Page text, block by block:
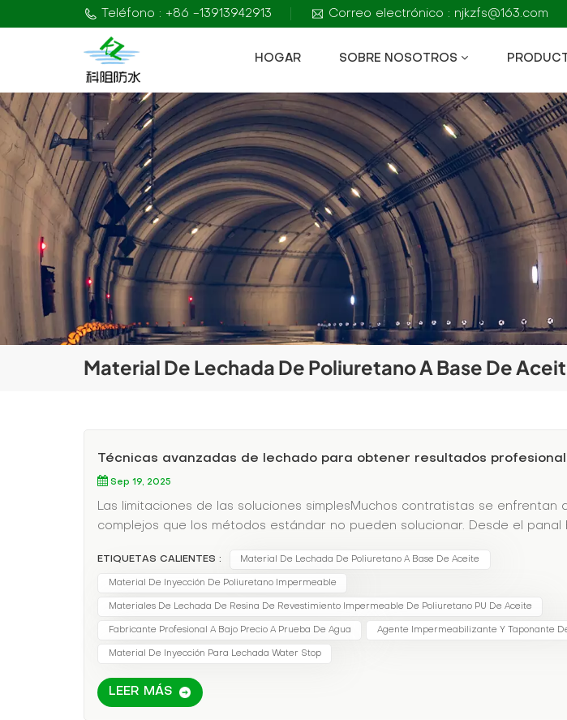
Teléfono : +86 -13913942913 Correo electrónico : njkzfs@163.com
HOGAR SOBRE NOSOTROS
Material De Lechada De Poliuretano A Base De
Técnicas avanzadas de lechado para obtener resultados
Sep 19, 2025
Las limitaciones de las soluciones simplesMuchos contratistas se enfrentan
complejos que los métodos estándar no pueden solucionar. Desde el panal
avanzadosLos sistemas de lechado modernos ofrecen:Opciones
diferentes condiciones de humedadControl de viscosidad para una
temperatura de -40°F a 300°FResistencia a los rayos UV para aplicaciones
aplicación profesionalLechada de cortinas:Creación de barreras de
paredesInyección perimetral:Sellado de juntas entre cimientos y
mundo real: Restauración de un estacionamientoUna estructura de
mostró:Fugas activas en juntas de construcciónDesprendimiento del
ETIQUETAS CALIENTES : Material De Lechada De Poliuretano A Base De Aceite
Material De Inyección De Poliuretano Impermeable
Materiales De Lechada De Resina De Revestimiento Impermeable De Poliuretano PU De Aceite
Fabricante Profesional A Bajo Precio A Prueba De Agua Agente Impermeabilizante Y Taponante
Material De Inyección Para Lechada Water Stop
LEER MÁS